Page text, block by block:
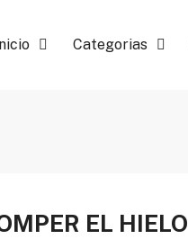
Categorias
EL HIELO